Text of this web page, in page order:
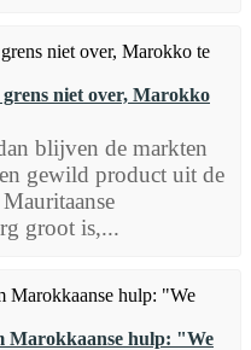
niet over, Marokko
blijven de markten
gewild product uit de
groot is,...
Marokkaanse hulp: "We